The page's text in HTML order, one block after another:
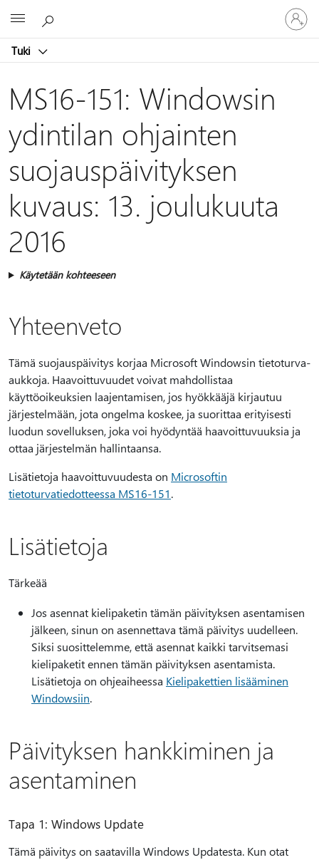
Tuki
Kirjaudu
sisään
tilille
MS16-151: Windowsin
ydintilan ohjainten
suojauspäivityksen
kuvaus: 13. joulukuuta
2016
Käytetään kohteeseen
Yhteenveto
Tämä suojauspäivitys korjaa Microsoft Windowsin tietoturva-
aukkoja. Haavoittuvuudet voivat mahdollistaa
käyttöoikeuksien laajentamisen, jos hyökkääjä kirjautuu
järjestelmään, jota ongelma koskee, ja suorittaa erityisesti
luodun sovelluksen, joka voi hyödyntää haavoittuvuuksia ja
ottaa järjestelmän hallintaansa.
Lisätietoja haavoittuvuudesta on Microsoftin
tietoturvatiedotteessa MS16-151.
Lisätietoja
Tärkeää
Jos asennat kielipaketin tämän päivityksen asentamisen
jälkeen, sinun on asennettava tämä päivitys uudelleen.
Siksi suosittelemme, että asennat kaikki tarvitsemasi
kielipaketit ennen tämän päivityksen asentamista.
Lisätietoja on ohjeaiheessa Kielipakettien lisääminen
Windowsiin.
Päivityksen hankkiminen ja
asentaminen
Tapa 1: Windows Update
Tämä päivitys on saatavilla Windows Updatesta. Kun otat